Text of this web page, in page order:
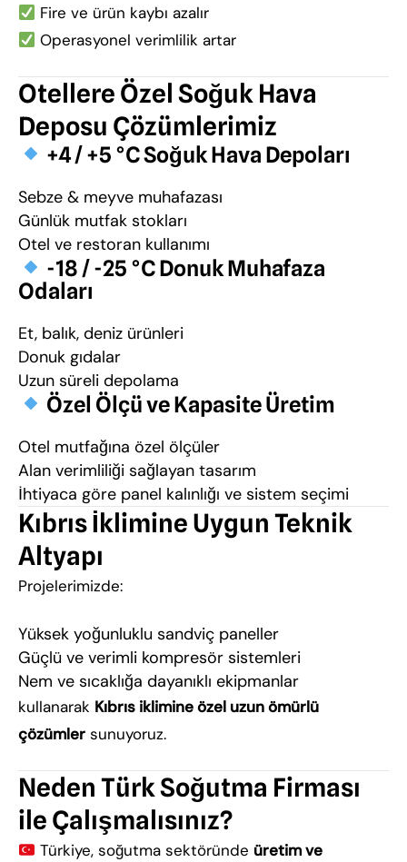
Fire ve ürün kaybı azalır
Operasyonel verimlilik artar
Otellere Özel Soğuk Hava
Deposu Çözümlerimiz
+4 / +5 °C Soğuk Hava Depoları
Sebze & meyve muhafazası
Günlük mutfak stokları
Otel ve restoran kullanımı
-18 / -25 °C Donuk Muhafaza
Odaları
Et, balık, deniz ürünleri
Donuk gıdalar
Uzun süreli depolama
Özel Ölçü ve Kapasite Üretim
Otel mutfağına özel ölçüler
Alan verimliliği sağlayan tasarım
İhtiyaca göre panel kalınlığı ve sistem seçimi
Kıbrıs İklimine Uygun Teknik
Altyapı
Projelerimizde:
Yüksek yoğunluklu sandviç paneller
Güçlü ve verimli kompresör sistemleri
Nem ve sıcaklığa dayanıklı ekipmanlar
kullanarak Kıbrıs iklimine özel uzun ömürlü
çözümler sunuyoruz.
Neden Türk Soğutma Firması
ile Çalışmalısınız?
Türkiye, soğutma sektöründe üretim ve